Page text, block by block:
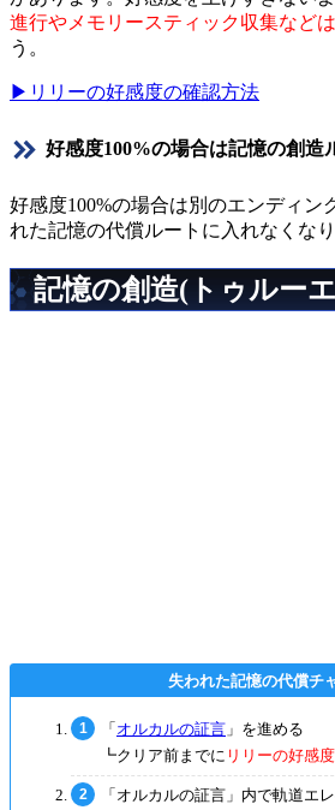
進行やメモリースティック収集など
う。
▶リリーの好感度の確認方法
好感度100%の場合は記憶の創造
好感度100%の場合は別のエンディン
れた記憶の代償ルートに入れなくなり
記憶の創造(トゥルー
「 オルカルの証言 」を進める
┗クリア前までに リリーの好感
「オルカルの証言」内で軌道エ